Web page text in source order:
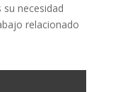
necesidad
relacionado